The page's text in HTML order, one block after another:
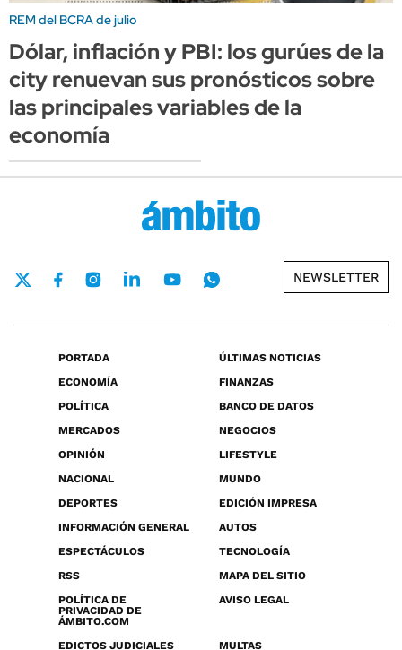
REM del BCRA de julio
Dólar, inflación y PBI: los gurúes de la
city renuevan sus pronósticos sobre
las principales variables de la
economía
NEWSLETTER
PORTADA
ÚLTIMAS NOTICIAS
ECONOMÍA
FINANZAS
POLÍTICA
BANCO DE DATOS
MERCADOS
NEGOCIOS
OPINIÓN
LIFESTYLE
NACIONAL
MUNDO
DEPORTES
EDICIÓN IMPRESA
INFORMACIÓN GENERAL
AUTOS
ESPECTÁCULOS
TECNOLOGÍA
RSS
MAPA DEL SITIO
POLÍTICA DE
PRIVACIDAD DE
ÁMBITO.COM
AVISO LEGAL
EDICTOS JUDICIALES MULTAS